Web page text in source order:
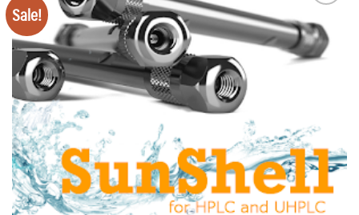
Sale! Add
to
wishlist